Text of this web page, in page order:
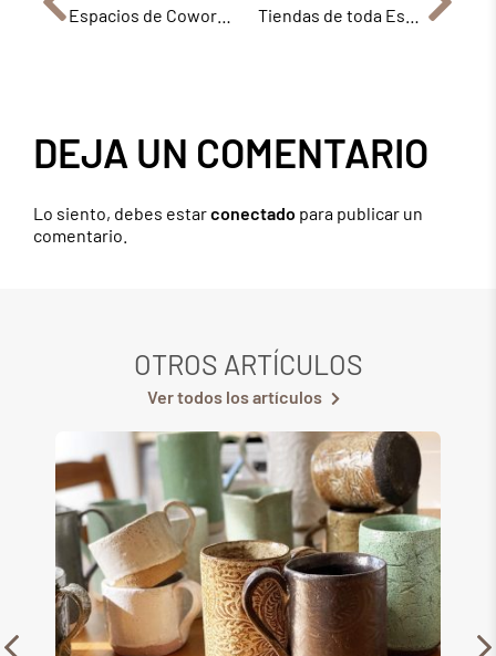
DEJA UN COMENTARIO
Lo siento, debes estarconectado para publicar un
comentario.
OTROS ARTÍCULOS
Ver todos los artículos